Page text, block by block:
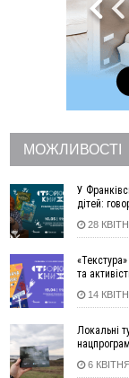
На
жінка
35
На
нетверезих
08:08
рф масовано
десятки
04 Серпня
19:49
«Коли я
командир з
18:45
Є висока
18:07
У
образив
17:40
У горах на
17:04
Пільгова
МОЖЛИВОСТІ
У
дітей:
28
та
14
Локальні
6